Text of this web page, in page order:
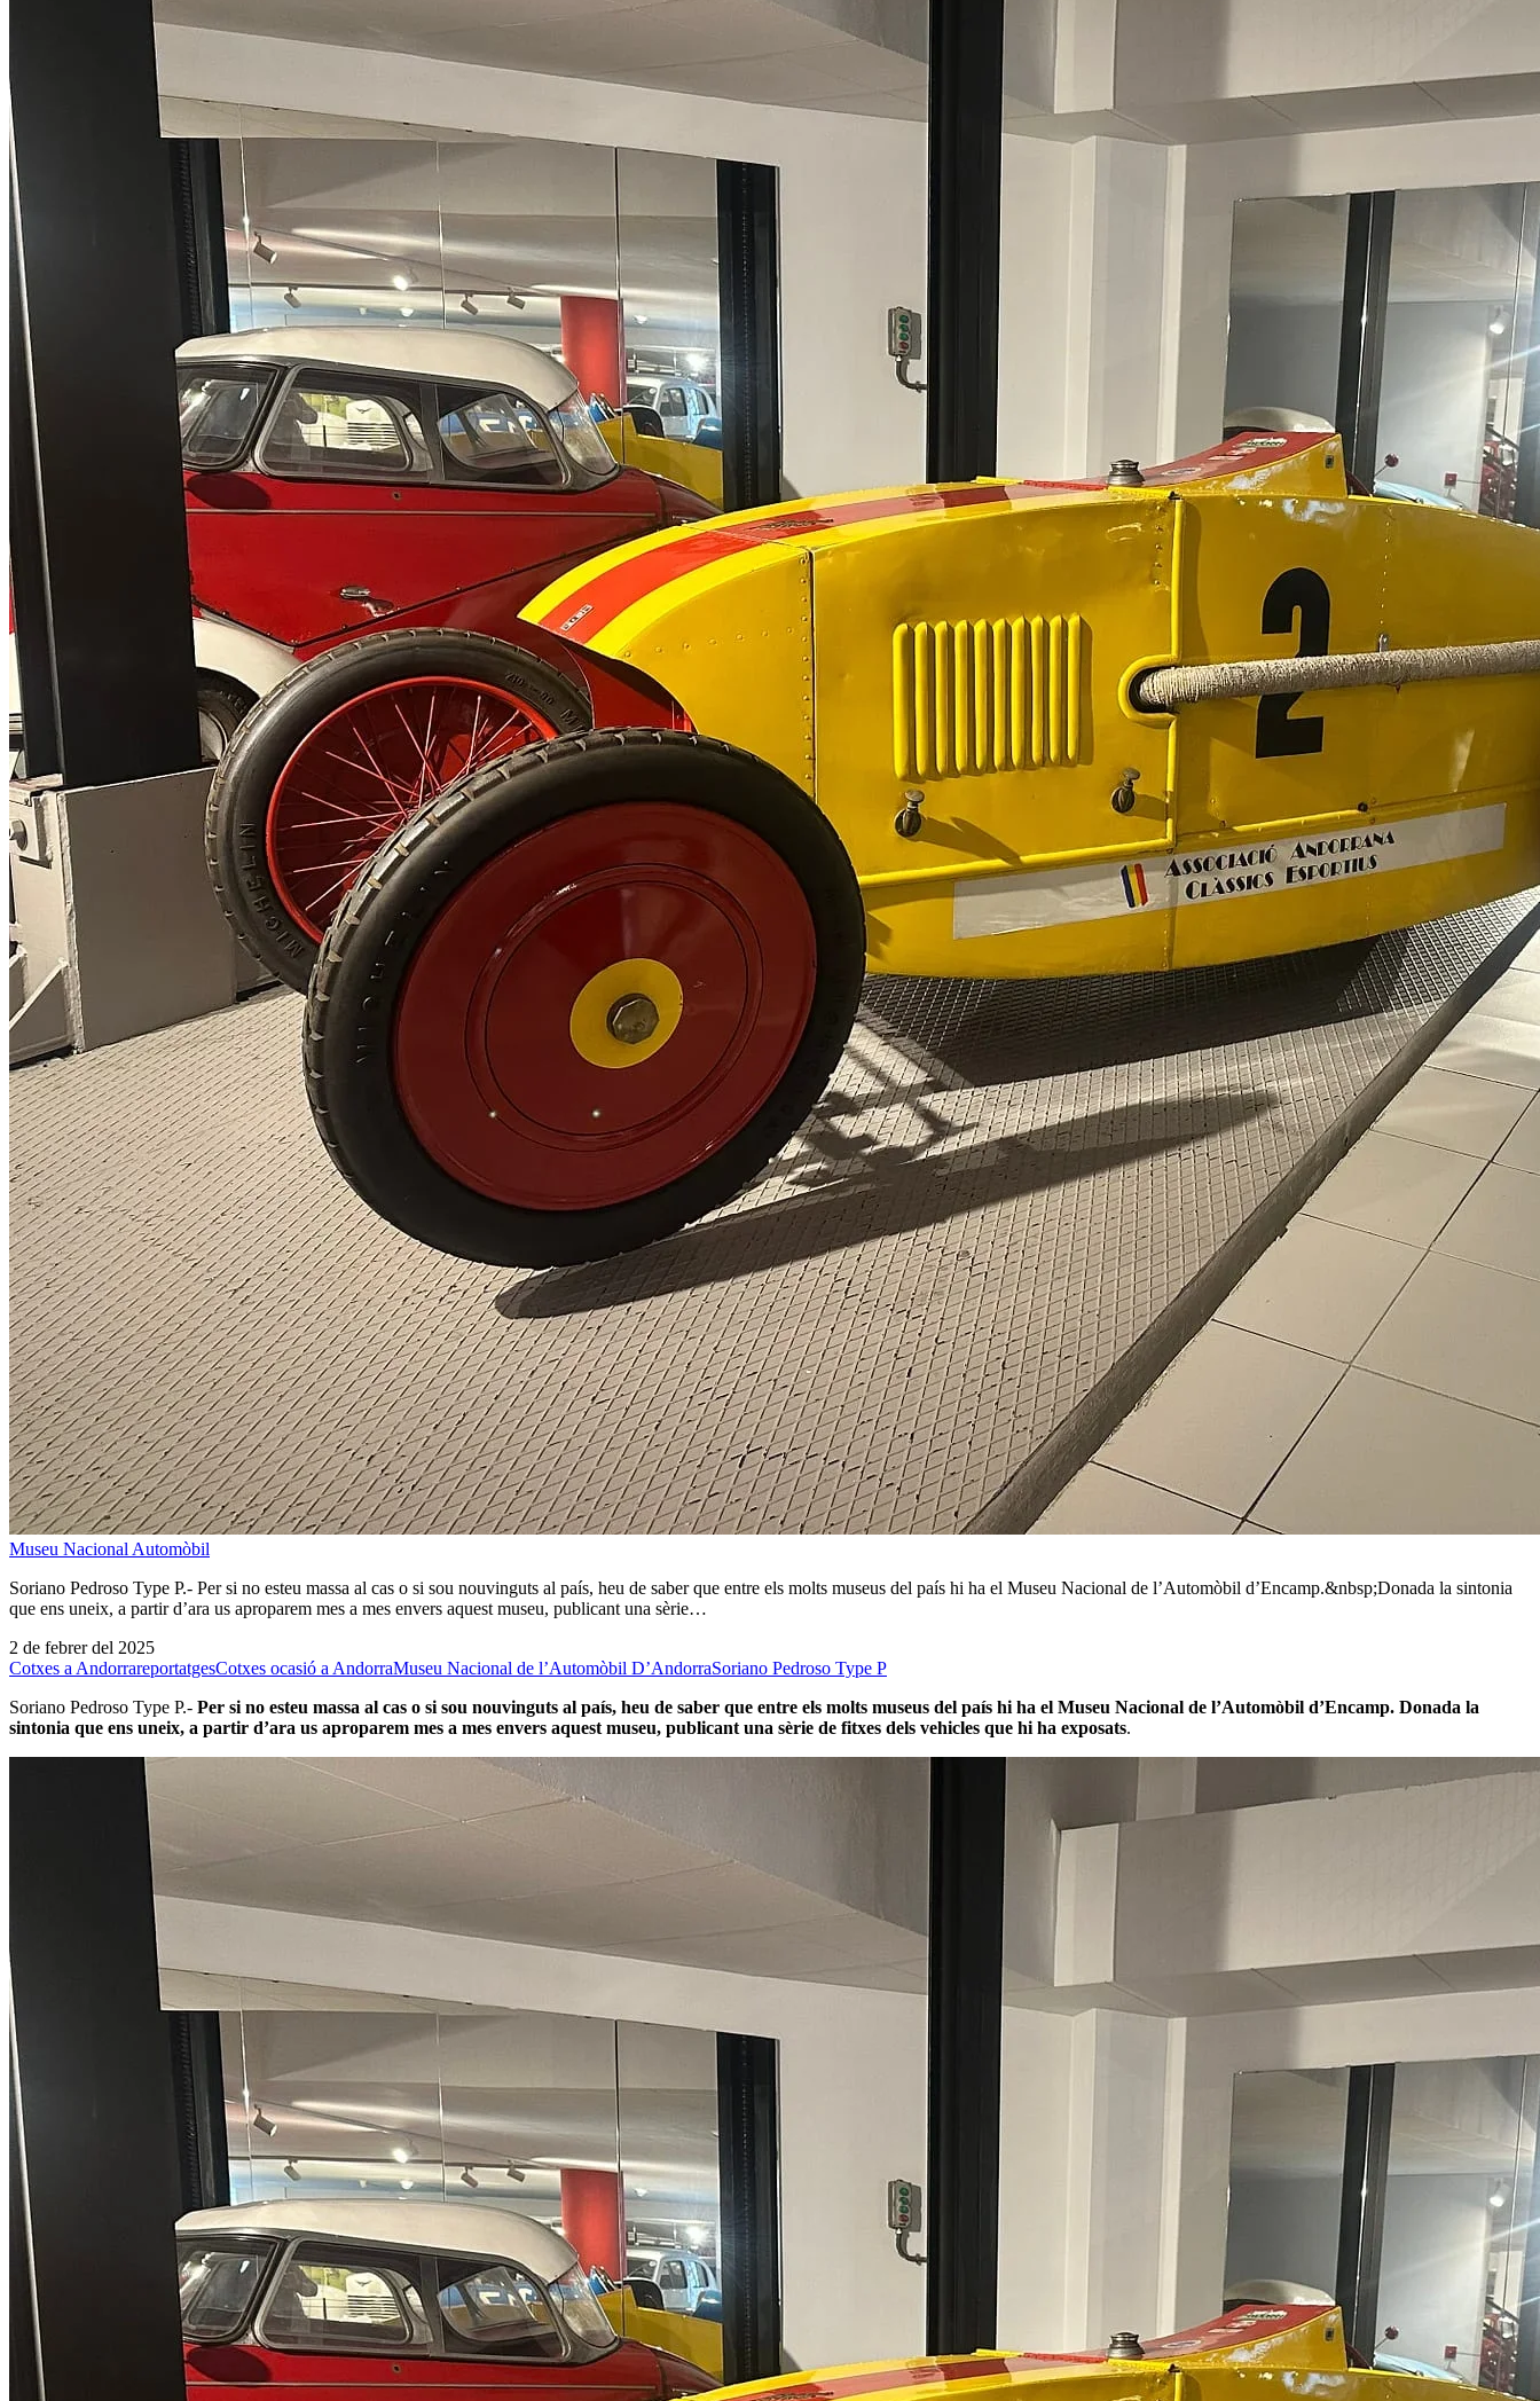
Museu Nacional Automòbil
Soriano Pedroso Type P.- Per si no esteu massa al cas o si sou nouvinguts al país, heu de saber que entre els molts museus del país hi ha el Museu Nacional de l’Automòbil d’Encamp.&nbsp;Donada la sintonia
que ens uneix, a partir d’ara us aproparem mes a mes envers aquest museu, publicant una sèrie…
2 de febrer del 2025
Cotxes a AndorrareportatgesCotxes ocasió a AndorraMuseu Nacional de l’Automòbil D’AndorraSoriano Pedroso Type P
Soriano Pedroso Type P.- Per si no esteu massa al cas o si sou nouvinguts al país, heu de saber que entre els molts museus del país hi ha el Museu Nacional de l’Automòbil d’Encamp. Donada la
sintonia que ens uneix, a partir d’ara us aproparem mes a mes envers aquest museu, publicant una sèrie de fitxes dels vehicles que hi ha exposats.